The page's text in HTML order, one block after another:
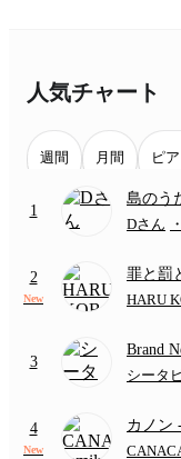
人気チャート
週間 月間 ピ
1
島のう
(難易
Dさん ・
2
New
罪と罰
HARU
3
Brand
シータ
4
New
カノン